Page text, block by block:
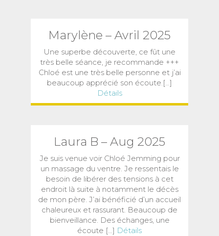
Marylène – Avril 2025
Une superbe découverte, ce fût une
très belle séance, je recommande +++
Chloé est une très belle personne et j’ai
beaucoup apprécié son écoute.[...]
Détails
Laura B – Aug 2025
Je suis venue voir Chloé Jemming pour
un massage du ventre. Je ressentais le
besoin de libérer des tensions à cet
endroit là suite à notamment le décès
de mon père. J’ai bénéficié d’un accueil
chaleureux et rassurant. Beaucoup de
bienveillance. Des échanges, une
écoute [...] Détails